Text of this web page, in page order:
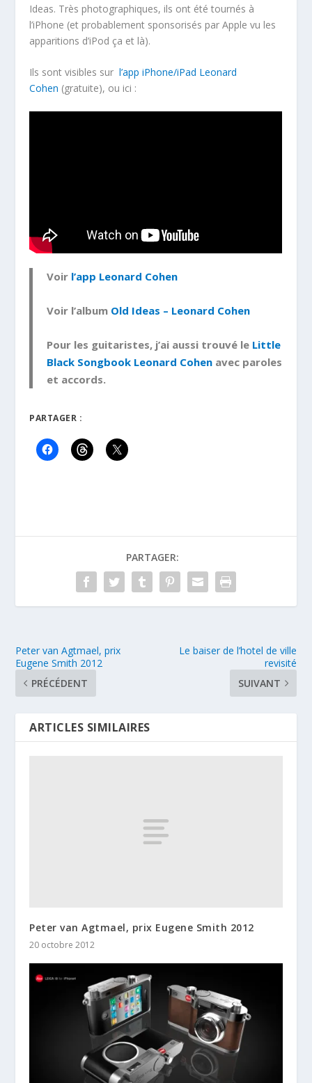
Ideas. Très photographiques, ils ont été tournés à
l’iPhone (et probablement sponsorisés par Apple vu les
apparitions d’iPod ça et là).
Ils sont visibles surl’app iPhone/iPad Leonard
Cohen (gratuite), ou ici :
Voir l’app Leonard Cohen
Voir l’album Old Ideas – Leonard Cohen
Pour les guitaristes, j’ai aussi trouvé le Little
Black Songbook Leonard Cohen avec paroles
et accords.
PARTAGER :
PARTAGER:
Peter van Agtmael, prix
Eugene Smith 2012
PRÉCÉDENT
Le baiser de l’hotel de ville
revisité
SUIVANT
ARTICLES SIMILAIRES
Peter van Agtmael, prix Eugene Smith 2012
20 octobre 2012